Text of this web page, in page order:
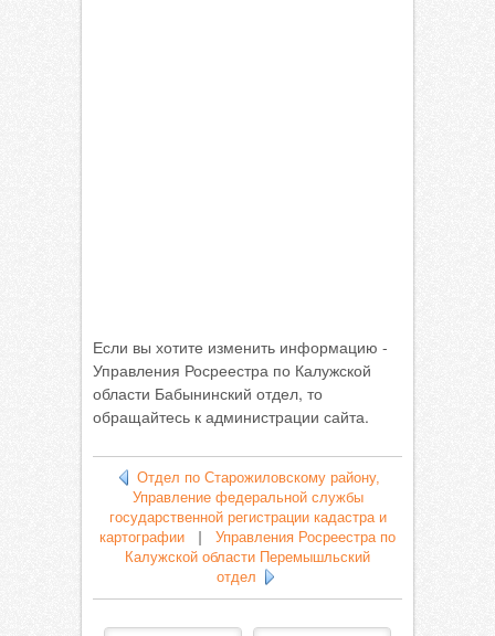
Если вы хотите изменить информацию -
Управления Росреестра по Калужской
области Бабынинский отдел, то
обращайтесь к администрации сайта.
Отдел по Старожиловскому району,
Управление федеральной службы
государственной регистрации кадастра и
картографии
Управления Росреестра по
Калужской области Перемышльский
отдел